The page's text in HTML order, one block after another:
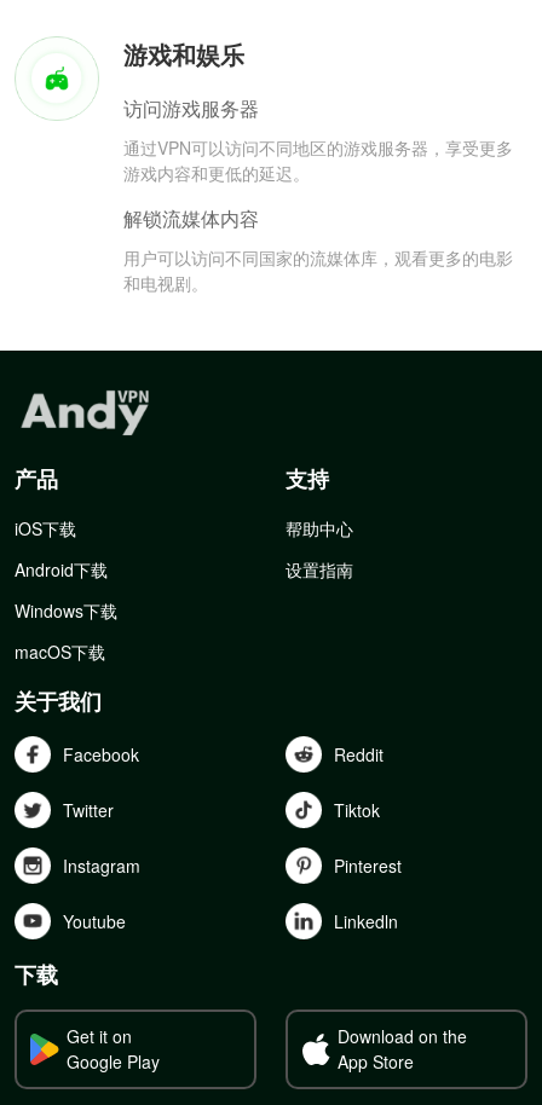
游戏和娱乐
访问游戏服务器
通过VPN可以访问不同地区的游戏服务器，享受更多
游戏内容和更低的延迟。
解锁流媒体内容
用户可以访问不同国家的流媒体库，观看更多的电影
和电视剧。
产品
iOS下载
Android下载
Windows下载
macOS下载
支持
帮助中心
设置指南
关于我们
Facebook Reddit
Twitter Tiktok
Instagram Pinterest
Youtube Linkedln
下载
Get it on
Google Play
Download on the
App Store